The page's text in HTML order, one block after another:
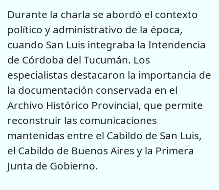
Durante la charla se abordó el contexto
político y administrativo de la época,
cuando San Luis integraba la Intendencia
de Córdoba del Tucumán. Los
especialistas destacaron la importancia de
la documentación conservada en el
Archivo Histórico Provincial, que permite
reconstruir las comunicaciones
mantenidas entre el Cabildo de San Luis,
el Cabildo de Buenos Aires y la Primera
Junta de Gobierno.